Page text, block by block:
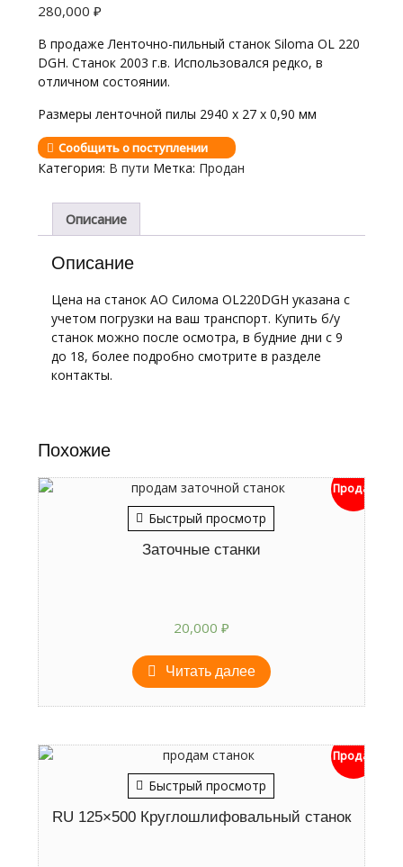
280,000 ₽
В продаже Ленточно-пильный станок Siloma OL 220
DGH. Станок 2003 г.в. Использовался редко, в
отличном состоянии.
Размеры ленточной пилы 2940 x 27 x 0,90 мм
Сообщить о поступлении
Категория: В пути Метка: Продан
Описание
Описание
Цена на станок АО Силома OL220DGH указана с
учетом погрузки на ваш транспорт. Купить б/у
станок можно после осмотра, в будние дни с 9
до 18, более подробно смотрите в разделе
контакты.
Похожие
Быстрый просмотр
Продан
Заточные станки
20,000 ₽
Читать далее
Быстрый просмотр
Продан
RU 125×500 Круглошлифовальный станок